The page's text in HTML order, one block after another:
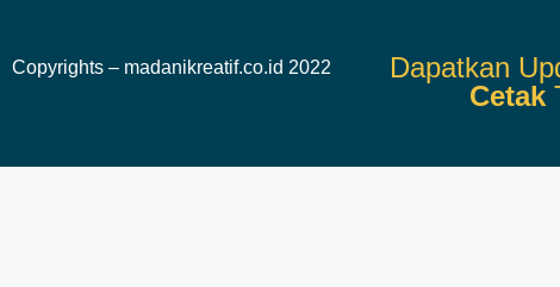
Copyrights – madanikreatif.co.id 2022 Dapatkan
Cetak